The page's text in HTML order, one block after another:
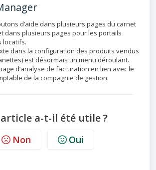
d’aide dans plusieurs pages du carnet
dans plusieurs pages pour les portails
locatifs.
dans la configuration des produits vendus
est désormais un menu déroulant.
d’analyse de facturation en lien avec le
de la compagnie de gestion.
a-t-il été utile ?
Non Oui